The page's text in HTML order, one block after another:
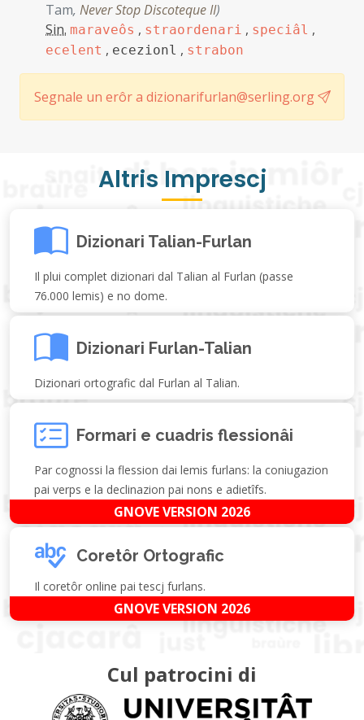
Tam, Never Stop Discoteque II)
Sin. maraveôs , straordenari , speciâl ,
ecelent , ecezionl , strabon
Segnale un erôr a dizionarifurlan@serling.org
Altris Imprescj
Dizionari Talian-Furlan
Il plui complet dizionari dal Talian al Furlan (passe
76.000 lemis) e no dome.
Dizionari Furlan-Talian
Dizionari ortografic dal Furlan al Talian.
Formari e cuadris flessionâi
Par cognossi la flession dai lemis furlans: la coniugazion
pai verps e la declinazion pai nons e adietîfs.
GNOVE VERSION 2026
Coretôr Ortografic
Il coretôr online pai tescj furlans.
GNOVE VERSION 2026
Cul patrocini di